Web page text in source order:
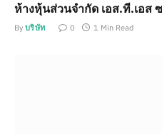
ห้างหุ้นส่วนจำกัด เอส.ที.เอส
By บริษัท 0 1 Min Read